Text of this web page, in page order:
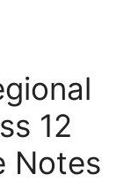
12
Notes